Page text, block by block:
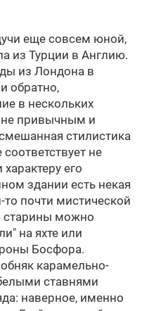
еще совсем юной,
из Турции в Англию.
из Лондона в
обратно,
в нескольких
привычным и
стилистика
не
его
здании есть некая
то почти мистической
старины можно
на яхте или
Босфора.
карамельно-
ставнями
наверное, именно